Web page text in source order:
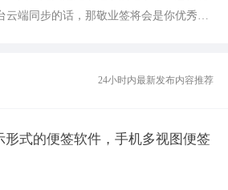
端同步的话，那敬业签将会是你优秀的
24小时内最新发布内容推荐
形式的便签软件，手机多视图便签